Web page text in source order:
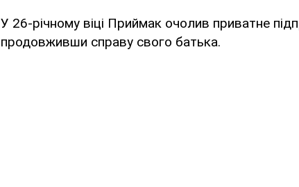
У 26-річному віці Приймак очолив приватне
продовживши справу свого батька.